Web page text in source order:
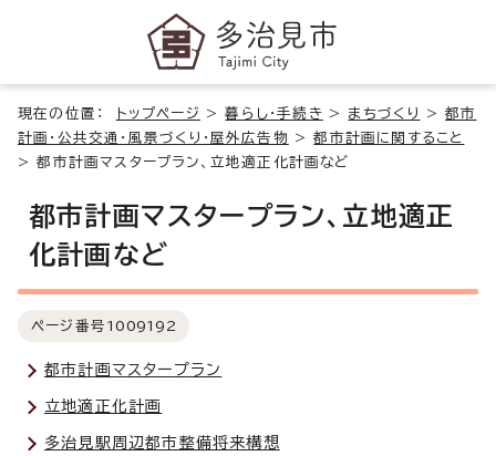
現在の位置： トップページ >暮らし・手続き > まちづくり >都市
計画・公共交通・風景づくり・屋外広告物
>都市計画に関すること
>都市計画マスタープラン、立地適正化計画など
都市計画マスタープラン、立地適正
化計画など
ページ番号 1009192
都市計画マスタープラン
立地適正化計画
多治見駅周辺都市整備将来構想